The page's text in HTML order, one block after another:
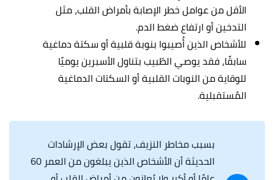
الأقل من عوامل خطر الإصابة بأمراض القلب، مثل
التدخين أو ارتفاع ضغط الدم.
للأشخاص الذين أُصيبوا بنوبة قلبية أو سكتة دماغية
سابقًا، فقد يوصي الطّبيب بتناول الأسبرين يوميًا
للوقاية من النوبات القلبية أو السكتات الدماغية
المُستقبلية.
بسبب مخاطر النزيف، تقول بعض الإرشادات
الحديثة أن الأشخاص الذين يبلغون من العمر 60